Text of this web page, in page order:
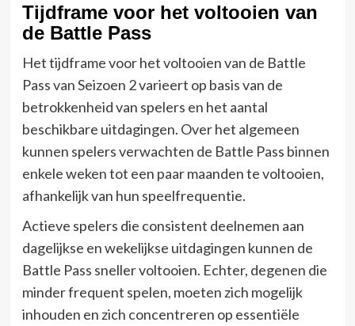
Tijdframe voor het voltooien van
de Battle Pass
Het tijdframe voor het voltooien van de Battle
Pass van Seizoen 2 varieert op basis van de
betrokkenheid van spelers en het aantal
beschikbare uitdagingen. Over het algemeen
kunnen spelers verwachten de Battle Pass binnen
enkele weken tot een paar maanden te voltooien,
afhankelijk van hun speelfrequentie.
Actieve spelers die consistent deelnemen aan
dagelijkse en wekelijkse uitdagingen kunnen de
Battle Pass sneller voltooien. Echter, degenen die
minder frequent spelen, moeten zich mogelijk
inhouden en zich concentreren op essentiële